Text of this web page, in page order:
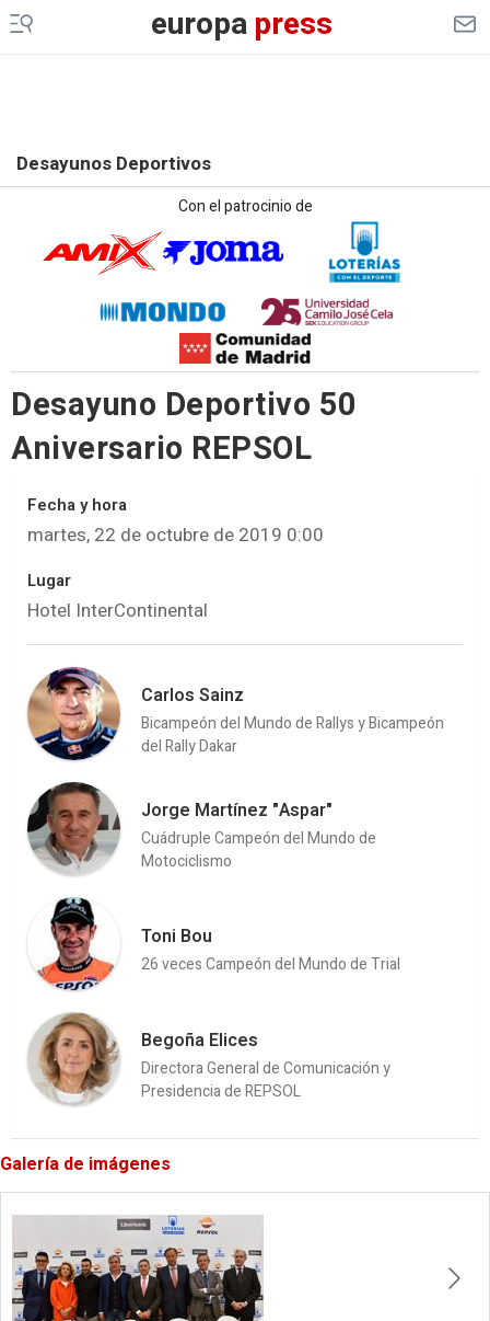
europapress
Desayunos Deportivos
Con el patrocinio de
Desayuno Deportivo 50
Aniversario REPSOL
Fecha y hora
martes, 22 de octubre de 2019 0:00
Lugar
Hotel InterContinental
Carlos Sainz
Bicampeón del Mundo de Rallys y Bicampeón
del Rally Dakar
Jorge Martínez "Aspar"
Cuádruple Campeón del Mundo de
Motociclismo
Toni Bou
26 veces Campeón del Mundo de Trial
Begoña Elices
Directora General de Comunicación y
Presidencia de REPSOL
Galería de imágenes